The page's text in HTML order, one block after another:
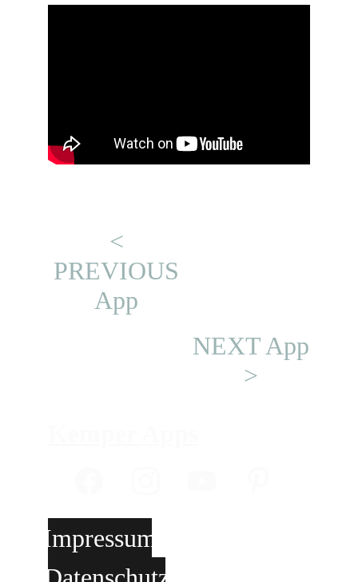
<
PREVIOUS
App
NEXT App
>
Impressum
Datenschutz
Impressum